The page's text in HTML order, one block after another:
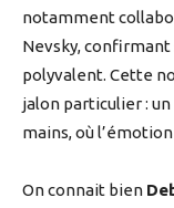
notamment
Nevsky,
polyvalent. Cette
jalon particulier :
mains, où
On connait bien